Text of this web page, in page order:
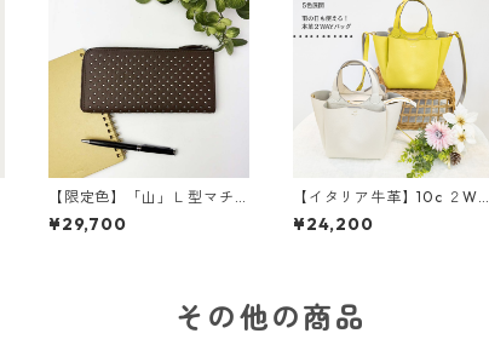
【限定色】「山」Ｌ型マチ
つき長財布<４色展開> 本
革 レザーウォレット 革
¥29,700
【イタリア牛革】10c ２WA
Y３部屋ショルダートートバ
ッグ〈5色展開〉 イタリア
¥24,200
その他の商品